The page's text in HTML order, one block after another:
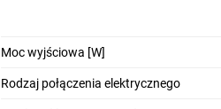
Moc wyjściowa [W]
Rodzaj połączenia elektrycznego